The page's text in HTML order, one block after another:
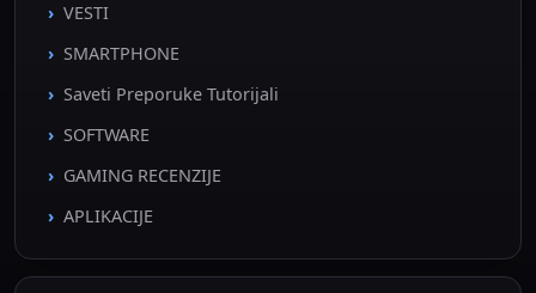
VESTI
SMARTPHONE
Saveti Preporuke Tutorijali
SOFTWARE
GAMING RECENZIJE
APLIKACIJE